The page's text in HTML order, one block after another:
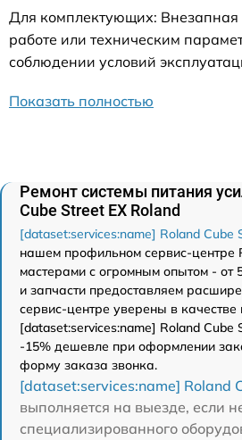
Для комплектующих: Внезапная
работе или техническим
соблюдении условий
Показать полностью
Ремонт системы питания
Cube Street EX Roland
[dataset:services:name] Roland Cube
нашем профильном сервис-центре
мастерами с огромным опытом - от
и запчасти предоставляем
сервис-центре уверены в
[dataset:services:name] Roland Cube
-15% дешевле при оформлении
форму заказа звонка.
[dataset:services:name] Roland
выполняется на выезде, если
специализированного